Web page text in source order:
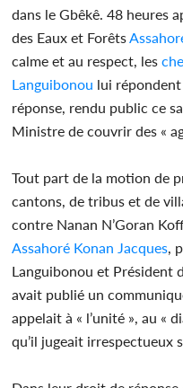
dans le Gbêkê. 48 heures
des Eaux et Forêts
calme et au respect, les
Languibonou lui
réponse, rendu public ce
Ministre de couvrir des «
Tout part de la motion de
cantons, de tribus et de
contre Nanan N’Goran
Assahoré Konan Jacques ,
Languibonou et Président
avait publié un
appelait à « l’unité », au «
qu’il jugeait irrespectueux